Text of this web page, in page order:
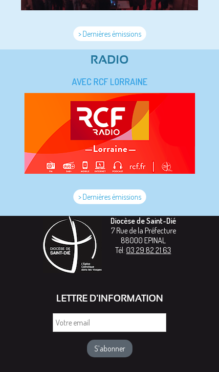
> Dernières émissions
RADIO
AVEC RCF LORRAINE
> Dernières émissions
Diocèse de Saint-Dié
7 Rue de la Préfecture
88000 EPINAL
Tél: 03 29 82 21 63
LETTRE D'INFORMATION